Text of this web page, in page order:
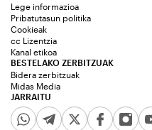
JARRAITU
Lege informazioa
Pribatutasun politika
Cookieak
cc Lizentzia
Kanal etikoa
BESTELAKO ZERBITZUAK
Bidera zerbitzuak
Midas Media